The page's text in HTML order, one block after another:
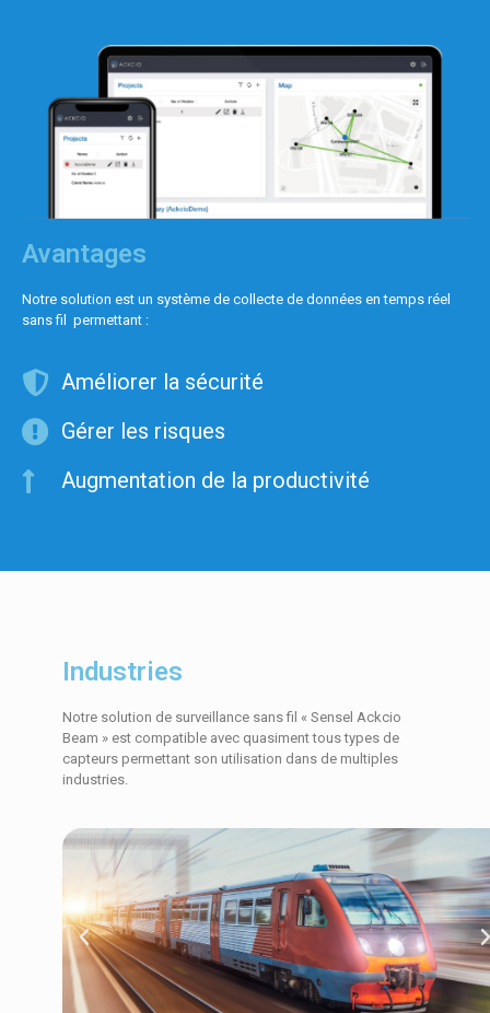
Avantages
Notre solution est un système de collecte de données en temps réel
sans fil permettant :
Améliorer la sécurité
Gérer les risques
Augmentation de la productivité
Industries
Notre solution de surveillance sans fil « Sensel Ackcio
Beam » est compatible avec quasiment tous types de
capteurs permettant son utilisation dans de multiples
industries.